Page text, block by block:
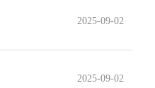
2025-09-02
2025-09-02